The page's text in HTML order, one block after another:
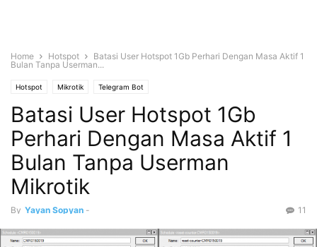
Home Hotspot
Batasi User Hotspot 1Gb Perhari Dengan Masa Aktif 1
Bulan Tanpa Userman...
Hotspot Mikrotik Telegram Bot
Batasi User Hotspot 1Gb
Perhari Dengan Masa Aktif 1
Bulan Tanpa Userman
Mikrotik
By Yayan Sopyan - 11